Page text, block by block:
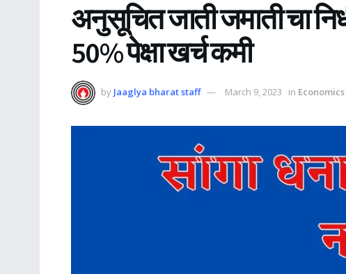
अनुसूचित जाती जमाती चा
50% पेक्षा खर्च कमी
by Jaaglya bharat staff March 9, 2023 in Economics